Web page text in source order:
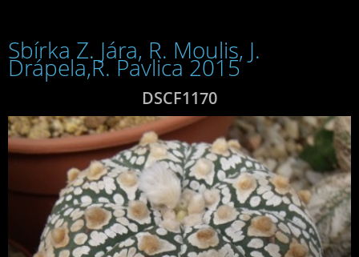
Sbírka Z. Jára, R. Moulis, J.
Drápela,R. Pavlica 2015
DSCF1170